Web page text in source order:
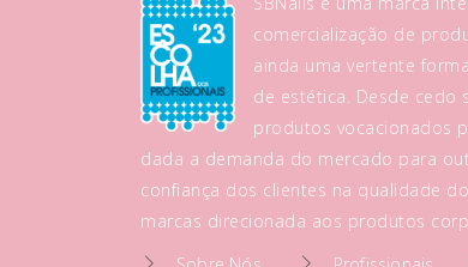
comercialização de
ainda uma vertente
de estética. Desde cedo
produtos vocacionados
dada a demanda do mercado para
confiança dos clientes na qualidade
marcas direcionada aos produtos